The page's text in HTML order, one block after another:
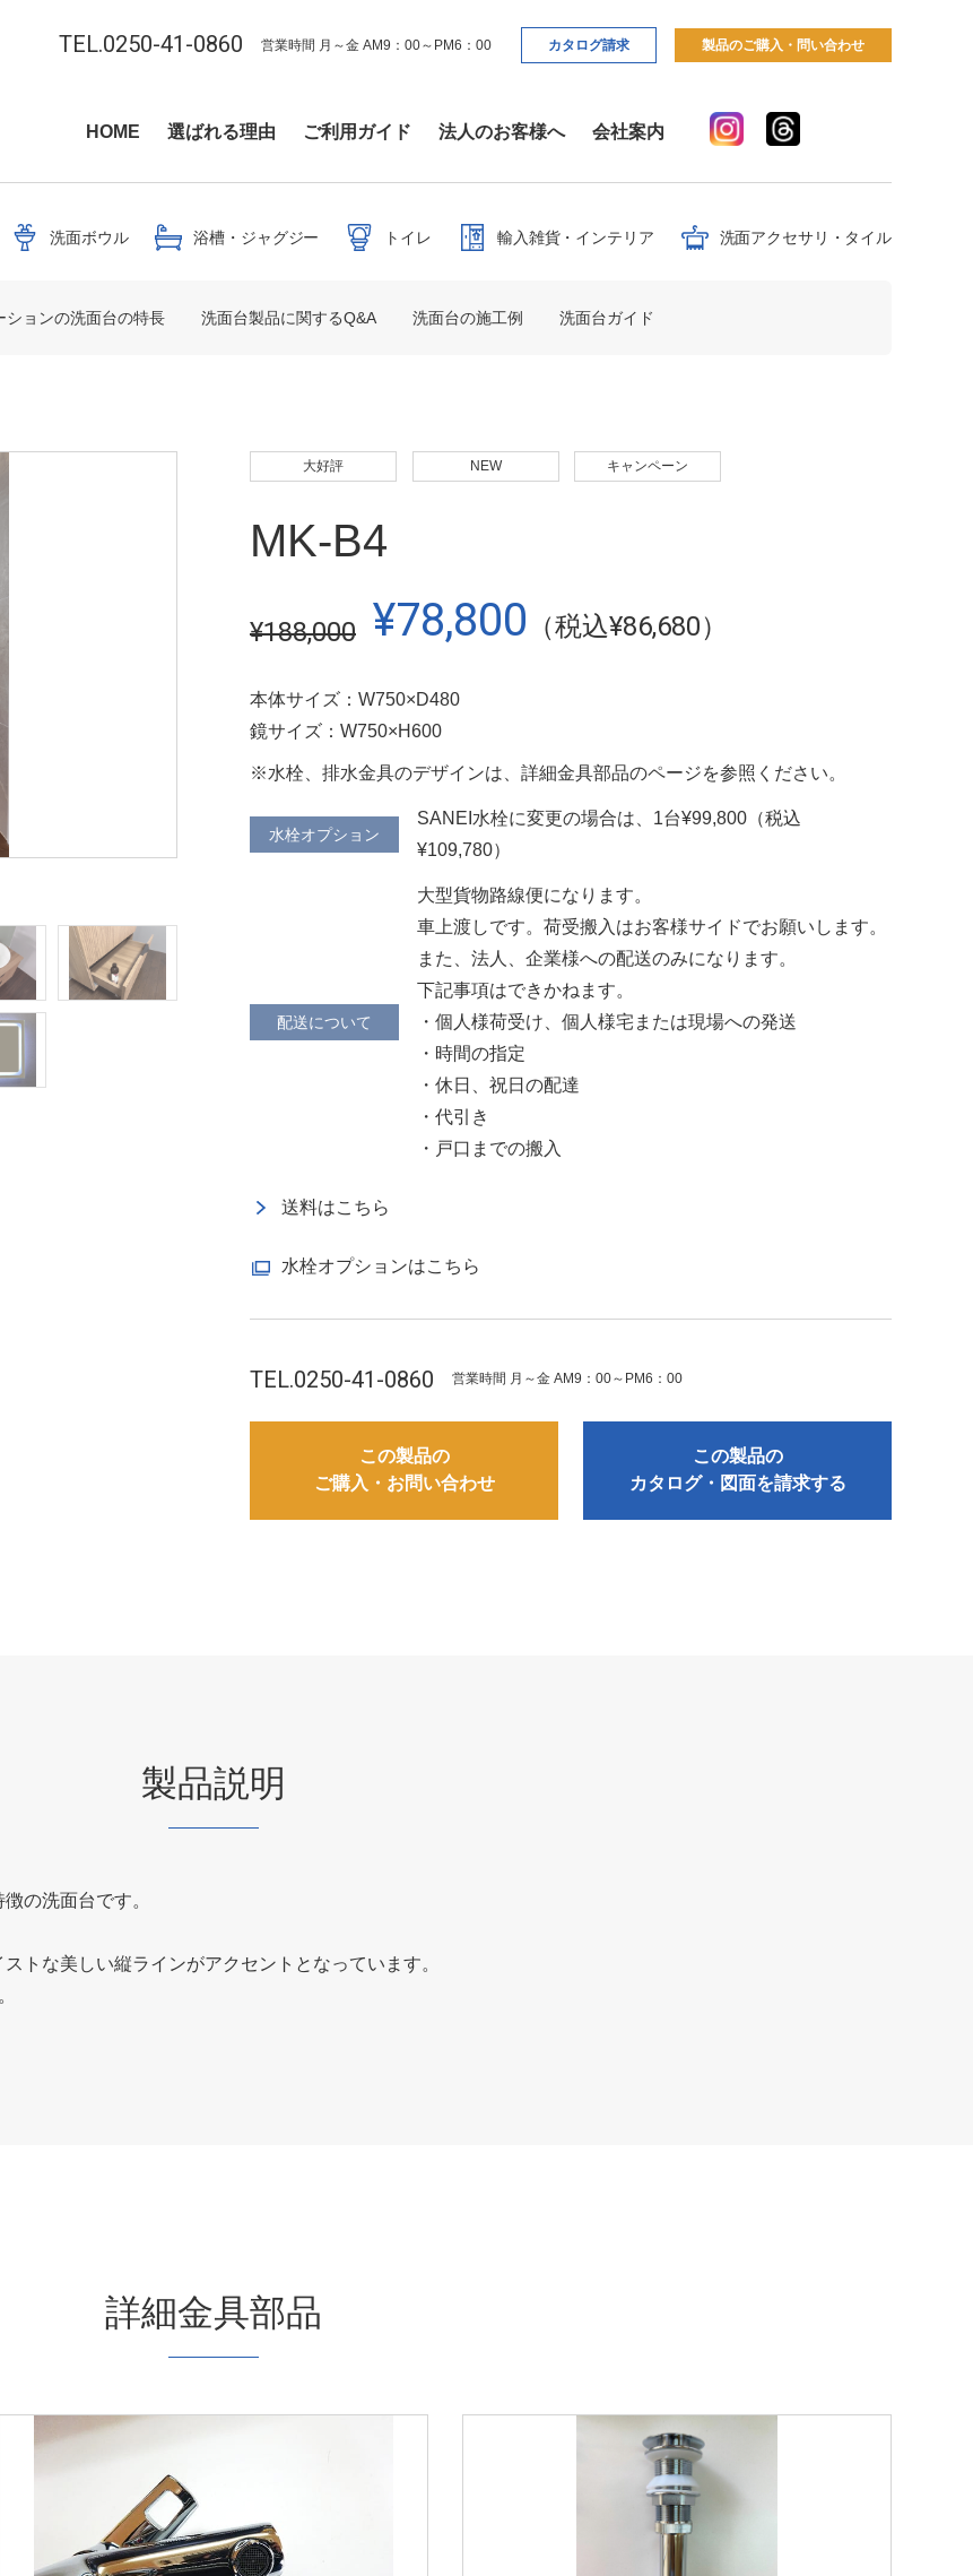
TEL.0250-41-0860 営業時間 月～金 AM9：00～PM6：00 カタログ請求 製品のご購入・問い合わせ
HOME 選ばれる理由 ご利用ガイド 法人のお客様へ 会社案内
洗面ボウル 浴槽・ジャグジー トイレ 輸入雑貨・インテリア 洗面アクセサリ・タイル
ションの洗面台の特長 洗面台製品に関するQ&A 洗面台の施工例 洗面台ガイド
大好評 NEW キャンペーン
MK-B4
¥188,000 ¥78,800 （税込¥86,680）
本体サイズ：W750×D480
鏡サイズ：W750×H600
※水栓、排水金具のデザインは、詳細金具部品のページを参照ください。
水栓オプション
SANEI水栓に変更の場合は、1台¥99,800（税込
¥109,780）
配送について
大型貨物路線便になります。
車上渡しです。荷受搬入はお客様サイドでお願いします。
また、法人、企業様への配送のみになります。
下記事項はできかねます。
・個人様荷受け、個人様宅または現場への発送
・時間の指定
・休日、祝日の配達
・代引き
・戸口までの搬入
送料はこちら
水栓オプションはこちら
TEL.0250-41-0860 営業時間 月～金 AM9：00～PM6：00
この製品の
ご購入・お問い合わせ
この製品の
カタログ・図面を請求する
製品説明
の洗面台です。
トな美しい縦ラインがアクセントとなっています。
詳細金具部品